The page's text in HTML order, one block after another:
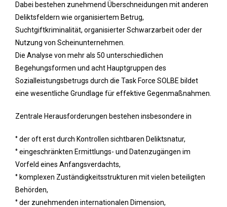
Dabei bestehen zunehmend Überschneidungen mit anderen
Deliktsfeldern wie organisiertem Betrug,
Suchtgiftkriminalität, organisierter Schwarzarbeit oder der
Nutzung von Scheinunternehmen.
Die Analyse von mehr als 50 unterschiedlichen
Begehungsformen und acht Hauptgruppen des
Sozialleistungsbetrugs durch die Task Force SOLBE bildet
eine wesentliche Grundlage für effektive Gegenmaßnahmen.
Zentrale Herausforderungen bestehen insbesondere in
° der oft erst durch Kontrollen sichtbaren Deliktsnatur,
° eingeschränkten Ermittlungs- und Datenzugängen im
Vorfeld eines Anfangsverdachts,
° komplexen Zuständigkeitsstrukturen mit vielen beteiligten
Behörden,
° der zunehmenden internationalen Dimension,